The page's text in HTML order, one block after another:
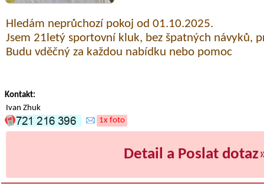
Hledám neprůchozí pokoj od 01.10.2025.
Jsem 21letý sportovní kluk, bez špatných návyků,
Budu vděčný za každou nabídku nebo pomoc
Kontakt:
Ivan Zhuk
1x foto
Detail a Poslat dotaz